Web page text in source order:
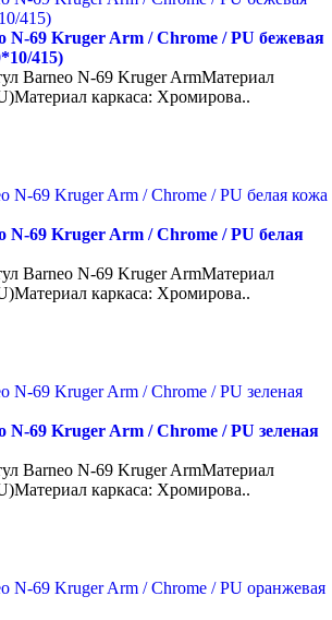
N-69 Kruger Arm / Chrome / PU бежевая
415)
Barneo N-69 Kruger ArmМатериал
каркаса: Хромирова..
N-69 Kruger Arm / Chrome / PU белая
Barneo N-69 Kruger ArmМатериал
каркаса: Хромирова..
N-69 Kruger Arm / Chrome / PU зеленая
Barneo N-69 Kruger ArmМатериал
каркаса: Хромирова..